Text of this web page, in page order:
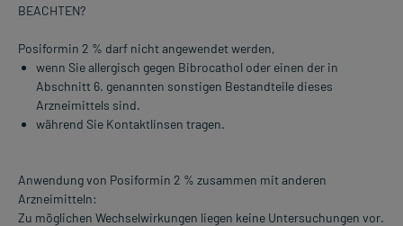
BEACHTEN?
Posiformin 2 % darf nicht angewendet werden,
wenn Sie allergisch gegen Bibrocathol oder einen der in
Abschnitt 6. genannten sonstigen Bestandteile dieses
Arzneimittels sind.
während Sie Kontaktlinsen tragen.
Anwendung von Posiformin 2 % zusammen mit anderen
Arzneimitteln:
Zu möglichen Wechselwirkungen liegen keine Untersuchungen vor.